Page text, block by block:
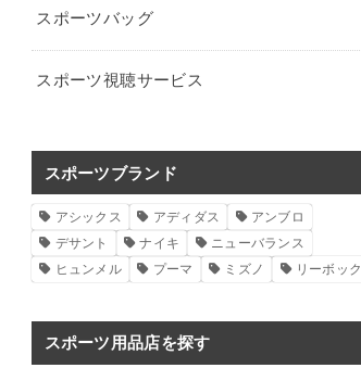
スポーツバッグ
スポーツ視聴サービス
スポーツブランド
アシックス アディダス
アンブロ
デサント
ナイキ
ニューバランス
ヒュンメル
プーマ ミズノ リーボック
スポーツ用品店を探す